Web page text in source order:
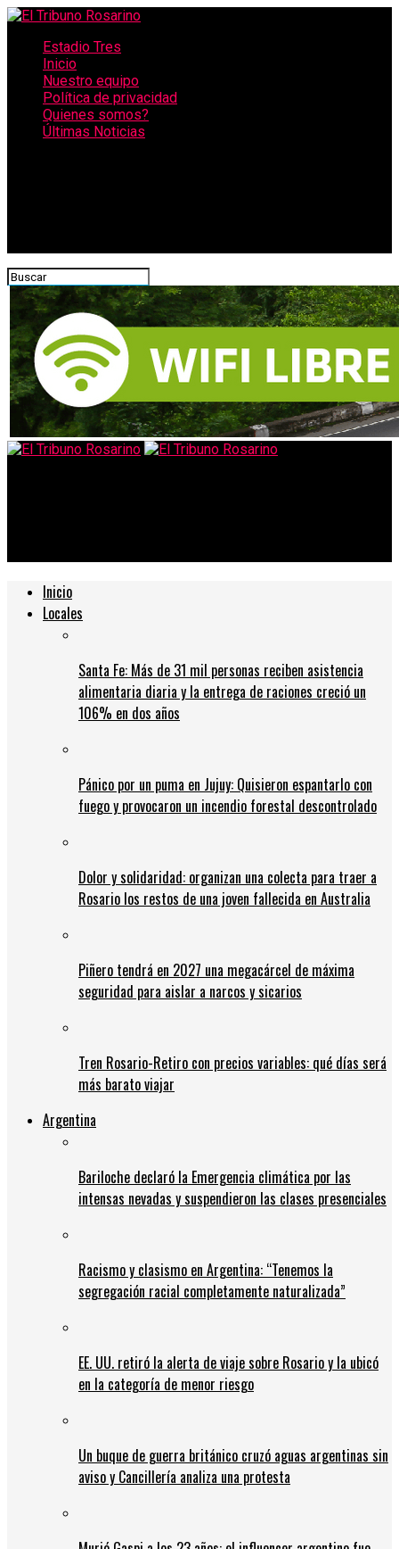
Estadio Tres
Inicio
Nuestro equipo
Política de privacidad
Quienes somos?
Últimas Noticias
Inicio
Locales
Santa Fe: Más de 31 mil personas reciben asistencia
alimentaria diaria y la entrega de raciones creció un
106% en dos años
Pánico por un puma en Jujuy: Quisieron espantarlo con
fuego y provocaron un incendio forestal descontrolado
Dolor y solidaridad: organizan una colecta para traer a
Rosario los restos de una joven fallecida en Australia
Piñero tendrá en 2027 una megacárcel de máxima
seguridad para aislar a narcos y sicarios
Tren Rosario-Retiro con precios variables: qué días será
más barato viajar
Argentina
Bariloche declaró la Emergencia climática por las
intensas nevadas y suspendieron las clases presenciales
Racismo y clasismo en Argentina: “Tenemos la
segregación racial completamente naturalizada”
EE. UU. retiró la alerta de viaje sobre Rosario y la ubicó
en la categoría de menor riesgo
Un buque de guerra británico cruzó aguas argentinas sin
aviso y Cancillería analiza una protesta